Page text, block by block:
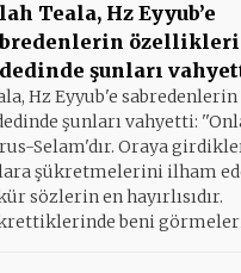
Teala, Hz Eyyub’e
özellikleri
şunları
Hz Eyyub'e
şunları vahyetti:
Selam'dır. Oraya
şükretmelerini ilham
sözlerin en hayırlısıdır.
beni